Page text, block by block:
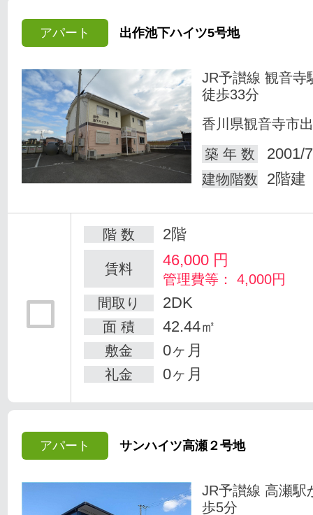
アパート 出作池下ハイツ5号地
JR予讃線 観音寺
徒歩33分
香川県観音寺市
築 年 数
2001/
建物階数 2階建
階 数 2階
賃料 46,000 円
管理費等： 4,000円
間取り
2DK
面 積 42.44㎡
敷金 0ヶ月
礼金 0ヶ月
アパート サンハイツ高瀬２号地
JR予讃線 高瀬駅
歩5分